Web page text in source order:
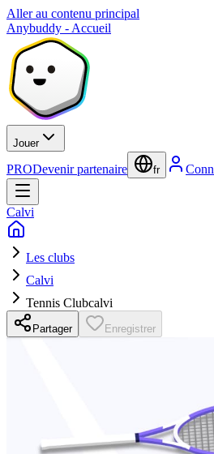
Aller au contenu principal
Anybuddy - Accueil
Jouer
PRODevenir partenaire fr
Calvi
Les clubs
Calvi
Tennis Clubcalvi
Partager Enregistrer